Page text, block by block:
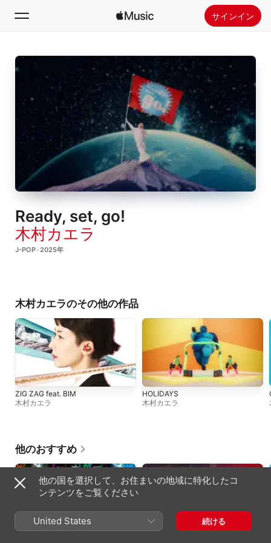
サインイン
検索
ホーム
新着おすすめ
ラジオ
Apple Musicをインストール
Ready, set, go!
木村カエラ
J-POP · 2025年
木村カエラのその他の作品
ZIG ZAG feat. BIM
木村カエラ
HOLIDAYS
木村カエラ
他のおすすめ
他の国を選択して、お住まいの地域に特化したコ
ンテンツをご覧ください
United States 続ける